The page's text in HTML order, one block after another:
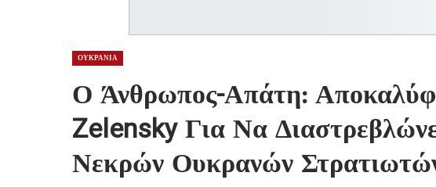
ΟΥΚΡΑΝΙΑ
Ο Άνθρωπος-Απάτη:
Zelensky Για Να
Νεκρών Ουκρανών